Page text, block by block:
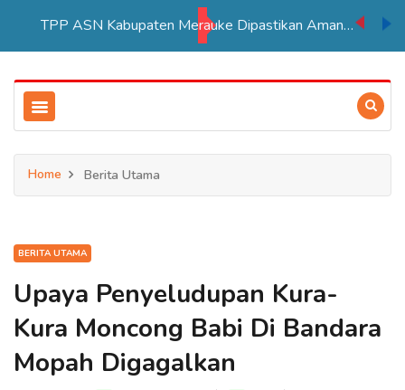
TPP ASN Kabupaten Merauke Dipastikan Aman Hingga Akhir Tahun 2026
Home Berita Utama
BERITA UTAMA
Upaya Penyeludupan Kura-
Kura Moncong Babi Di Bandara
Mopah Digagalkan